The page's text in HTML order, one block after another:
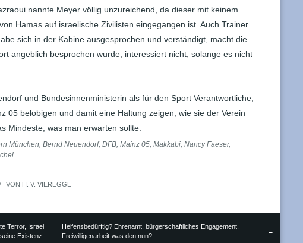
nannte Meyer völlig unzureichend, da dieser mit keinem
Hamas auf israelische Zivilisten eingegangen ist. Auch Trainer
sich in der Kabine ausgesprochen und verständigt, macht die
angeblich besprochen wurde, interessiert nicht, solange es nicht
und Bundesinnenministerin als für den Sport Verantwortliche,
05 belobigen und damit eine Haltung zeigen, wie sie der Verein
Mindeste, was man erwarten sollte.
München, Bernd Neuendorf, DFB, Mainz 05, Makkabi, Nancy Faeser,
/ VON H. V. VIEREGGE
Terror, Israel
Existenz.
Helfensbedürftig? Ehrenamt, bürgerschaftliches Engagement,
Freiwilligenarbeit-was den nun?
→